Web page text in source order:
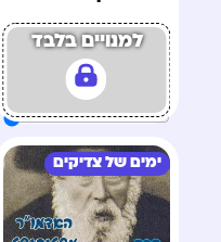
למנויים בלבד
ימים של צדיקים